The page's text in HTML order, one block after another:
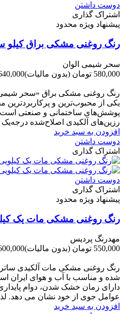
دوست داشتن
اشتراک گذاری
پیشنهاد ویژه محدود
رنگ روغنی مشکی براق کیلو
سحر شیمی الوان
580,000 تومان
(بدون مالیات)640,000
رنگ روغنی مشکی براق «سحر شیمی
یکی از محبوب‌ترین و
پوشش‌های ساختمانی و صنعتی است.
رزین‌های آلکیدی اصلاح‌شده درجه‌یک
افزودن به سبد خرید
دوست داشتن
اشتراک گذاری
دوست داشتن
اشتراک گذاری
پیشنهاد ویژه محدود
رنگ روغنی مشکی مات یک
مهدرنگ پردیس
550,000 تومان
(بدون مالیات)600,000
رنگ روغنی مشکی مات آلکیدی
شده و مناسب با آب و هوای ایران
دارای زﻣﺎن ﺧﺸﮏ ﺷﺪن، دوام
ﻋﻮاﻣﻞ ﺟﻮی از ﺧﻮد ﻧﺸﺎن ﻣﯽ دﻫﺪ.
افزودن به سبد خرید